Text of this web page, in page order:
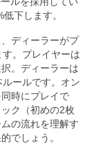
下します。
ディーラーがプ
。プレイヤーは
。ディーラーは
ールです。オン
時にプレイで
ク（初めの2枚
の流れを理解す
でしょう。